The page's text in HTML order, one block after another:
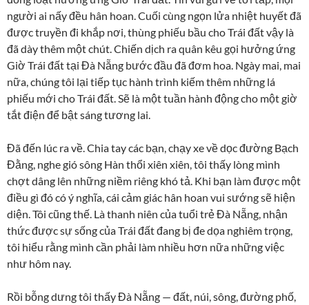
người ai nấy đều hân hoan. Cuối cùng ngọn lửa nhiệt huyết đã
được truyền đi khắp nơi, thùng phiếu bầu cho Trái đất vậy là
đã dày thêm một chút. Chiến dịch ra quân kêu gọi hưởng ứng
Giờ Trái đất tại Đà Nẵng bước đầu đã đơm hoa. Ngày mai, mai
nữa, chúng tôi lại tiếp tục hành trình kiếm thêm những lá
phiếu mới cho Trái đất. Sẽ là một tuần hành động cho một giờ
tắt điện để bật sáng tương lai.
Đã đến lúc ra về. Chia tay các bạn, chạy xe về dọc đường Bạch
Đằng, nghe gió sông Hàn thổi xiên xiên, tôi thấy lòng mình
chợt dâng lên những niềm riêng khó tả. Khi bạn làm được một
điều gì đó có ý nghĩa, cái cảm giác hân hoan vui sướng sẽ hiện
diện. Tôi cũng thế. Là thanh niên của tuổi trẻ Đà Nẵng, nhận
thức được sự sống của Trái đất đang bị đe dọa nghiêm trọng,
tôi hiểu rằng mình cần phải làm nhiều hơn nữa những việc
như hôm nay.
Rồi bỗng dưng tôi thấy Đà Nẵng — đất, núi, sông, đường phố,